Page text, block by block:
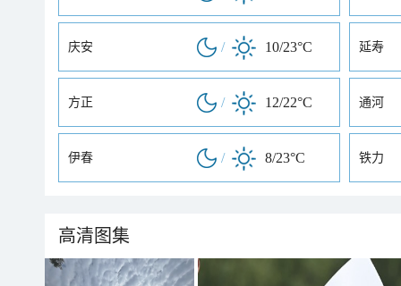
庆安 / 10/23°C 延寿
方正 / 12/22°C 通河
伊春 / 8/23°C 铁力
高清图集